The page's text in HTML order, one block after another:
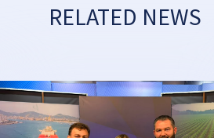
RELATED NEWS